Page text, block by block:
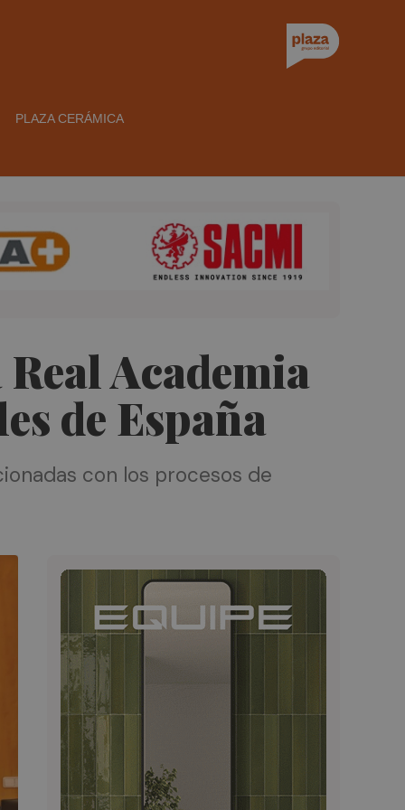
PLAZA CERÁMICA
Academia
de España
con los procesos de